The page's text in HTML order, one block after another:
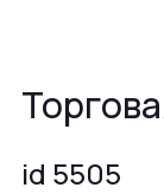
id 5505